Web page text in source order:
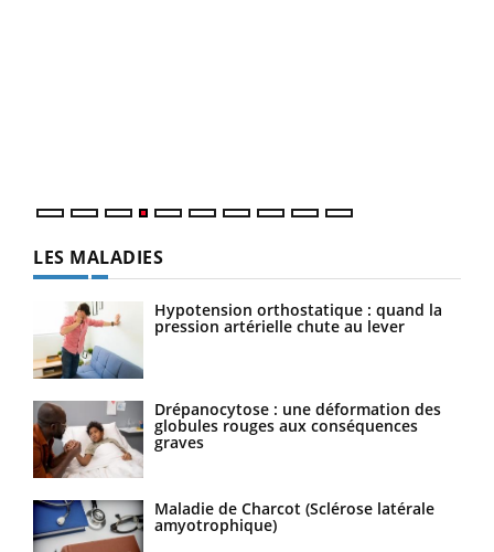
LES MALADIES
Hypotension orthostatique : quand la
pression artérielle chute au lever
Drépanocytose : une déformation des
globules rouges aux conséquences
graves
Maladie de Charcot (Sclérose latérale
amyotrophique)